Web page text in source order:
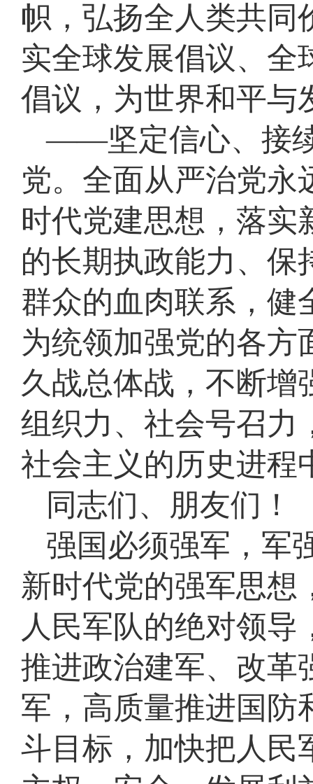
帜，弘扬全人类共同
实全球发展倡议、全
倡议，为世界和平与
——坚定信心、接
党。全面从严治党永
时代党建思想，落实
的长期执政能力、保
群众的血肉联系，健
为统领加强党的各方
久战总体战，不断增
组织力、社会号召力
社会主义的历史进程
同志们、朋友们！
强国必须强军，军
新时代党的强军思想
人民军队的绝对领
推进政治建军、改革
军，高质量推进国防
斗目标，加快把人民